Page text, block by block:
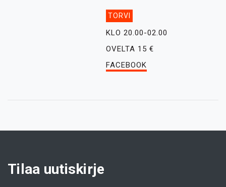
TORVI
KLO 20.00-02.00
OVELTA 15 €
FACEBOOK
Tilaa uutiskirje